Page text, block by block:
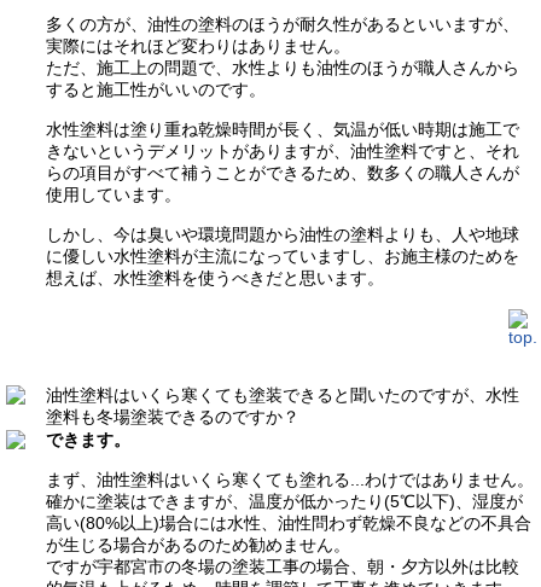
多くの方が、油性の塗料のほうが耐久性があるといいますが、
実際にはそれほど変わりはありません。
ただ、施工上の問題で、水性よりも油性のほうが職人さんから
すると施工性がいいのです。
水性塗料は塗り重ね乾燥時間が長く、気温が低い時期は施工で
きないというデメリットがありますが、油性塗料ですと、それ
らの項目がすべて補うことができるため、数多くの職人さんが
使用しています。
しかし、今は臭いや環境問題から油性の塗料よりも、人や地球
に優しい水性塗料が主流になっていますし、お施主様のためを
想えば、水性塗料を使うべきだと思います。
油性塗料はいくら寒くても塗装できると聞いたのですが、水性
塗料も冬場塗装できるのですか？
できます。
まず、油性塗料はいくら寒くても塗れる...わけではありません。
確かに塗装はできますが、温度が低かったり(5℃以下)、湿度が
高い(80%以上)場合には水性、油性問わず乾燥不良などの不具合
が生じる場合があるのため勧めません。
ですが宇都宮市の冬場の塗装工事の場合、朝・夕方以外は比較